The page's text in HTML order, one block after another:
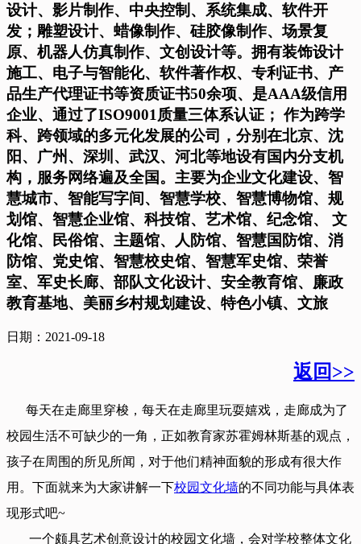
设计、影片制作、中央控制、系统集成、软件开
发；雕塑设计、蜡像制作、硅胶像制作、场景复
原、机器人仿真制作、文创设计等。拥有装饰设计
施工、电子与智能化、软件著作权、专利证书、产
品生产代理证书等资质证书50余项、是AAA级信用
企业、通过了ISO9001质量三体系认证； 作为跨学
科、跨领域的多元化发展的公司，分别在北京、沈
阳、广州、深圳、武汉、河北等地设有国内分支机
构，服务网络遍及全国。主要为企业文化建设、智
慧城市、智能写字间、智慧学校、智慧博物馆、规
划馆、智慧企业馆、科技馆、艺术馆、纪念馆、 文
化馆、民俗馆、主题馆、人防馆、智慧国防馆、消
防馆、党史馆、智慧校史馆、智慧军史馆、荣誉
室、军史长廊、部队文化设计、安全教育馆、廉政
教育基地、美丽乡村规划建设、特色小镇、文旅
日期：2021-09-18
返回>>
每天在走廊里穿梭，每天在走廊里玩耍嬉戏，走廊成为了
校园生活不可缺少的一角，正如教育家苏霍姆林斯基的观点，
孩子在周围的所见所闻，对于他们精神面貌的形成有很大作
用。下面就来为大家讲解一下校园文化墙的不同功能与具体表
现形式吧~
一个颇具艺术创意设计的校园文化墙，会对学校整体文化